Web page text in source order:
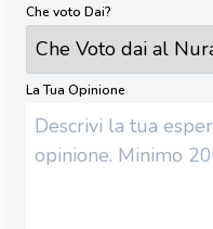
Che voto Dai?
La Tua Opinione